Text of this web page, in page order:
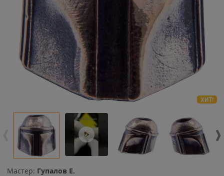
ХИТ!
Мастер: Гупалов Е.